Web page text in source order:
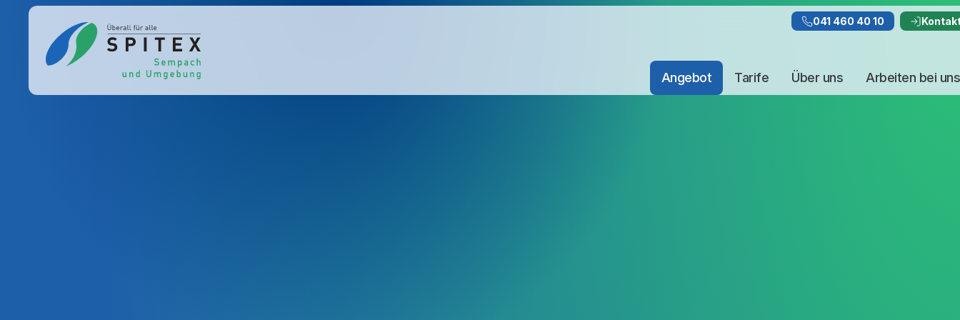
041 460 40 10
Angebot Tarife Über uns Arbeiten bei uns